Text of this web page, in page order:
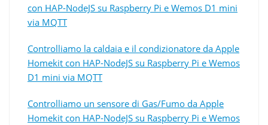
con HAP-NodeJS su Raspberry Pi e Wemos D1 mini
via MQTT
Controlliamo la caldaia e il condizionatore da Apple
Homekit con HAP-NodeJS su Raspberry Pi e Wemos
D1 mini via MQTT
Controlliamo un sensore di Gas/Fumo da Apple
Homekit con HAP-NodeJS su Raspberry Pi e Wemos